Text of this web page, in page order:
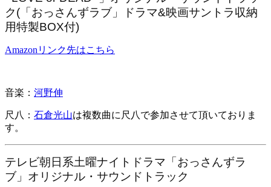
ク(「おっさんずラブ」ドラマ&映画サントラ収納
用特製BOX付)
Amazonリンク先はこちら
音楽： 河野伸
尺八： 石倉光山は複数曲に尺八で参加させて頂いておりま
す。
テレビ朝日系土曜ナイトドラマ「おっさんずラ
ブ」オリジナル・サウンドトラック